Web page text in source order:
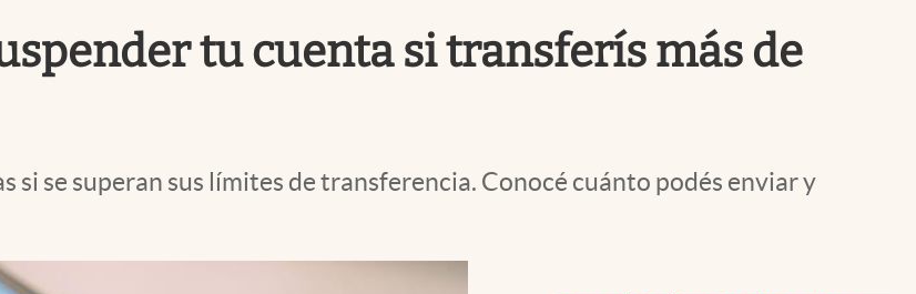
tu cuenta si transferís más de
se superan sus límites de transferencia. Conocé cuánto podés enviar y